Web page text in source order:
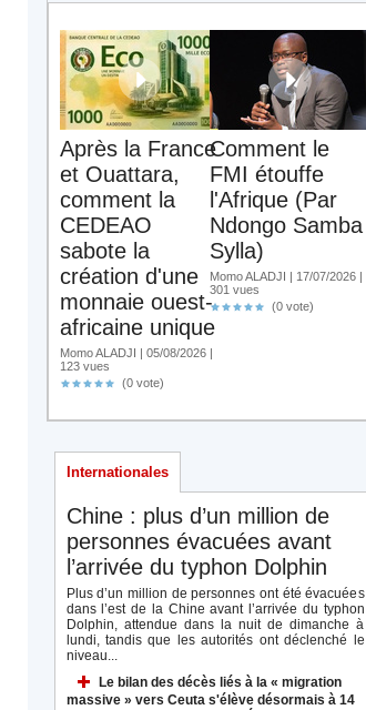
Après la France
et Ouattara,
comment la
CEDEAO
sabote la
création d'une
monnaie ouest-
africaine unique
Momo ALADJI | 05/08/2026 |
123 vues
(0 vote)
Comment le
FMI étouffe
l'Afrique (Par
Ndongo Samba
Sylla)
Momo ALADJI | 17/07/2026 |
301 vues
(0 vote)
Internationales
Chine : plus d’un million de
personnes évacuées avant
l’arrivée du typhon Dolphin
Plus d’un million de personnes ont été évacuées
dans l’est de la Chine avant l’arrivée du typhon
Dolphin, attendue dans la nuit de dimanche à
lundi, tandis que les autorités ont déclenché le
niveau...
Le bilan des décès liés à la « migration
massive » vers Ceuta s'élève désormais à 14